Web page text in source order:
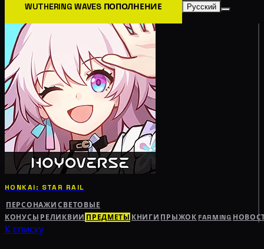
WUTHERING WAVES ПОПОЛНЕНИЕ Русский
HONKAI: STAR RAIL
ПЕРСОНАЖИ СВЕТОВЫЕ
КОНУСЫ РЕЛИКВИИ ПРЕДМЕТЫ КНИГИ ПРЫЖОК FARMING
К списку